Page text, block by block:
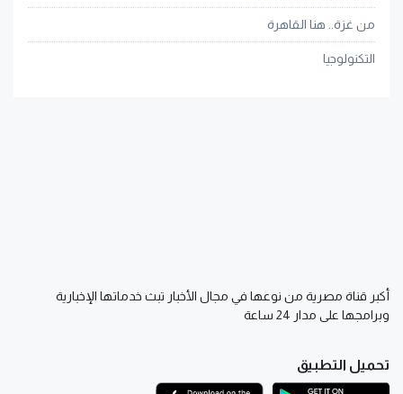
من غزة.. هنا القاهرة
التكنولوجيا
أكبر قناة مصرية من نوعها في مجال الأخبار تبث خدماتها الإخبارية
وبرامجها على مدار 24 ساعة
تحميل التطبيق